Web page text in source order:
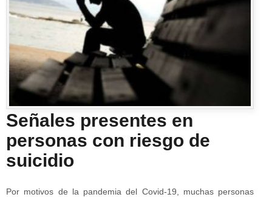
Señales presentes en
personas con riesgo de
suicidio
Por motivos de la pandemia del Covid-19, muchas personas